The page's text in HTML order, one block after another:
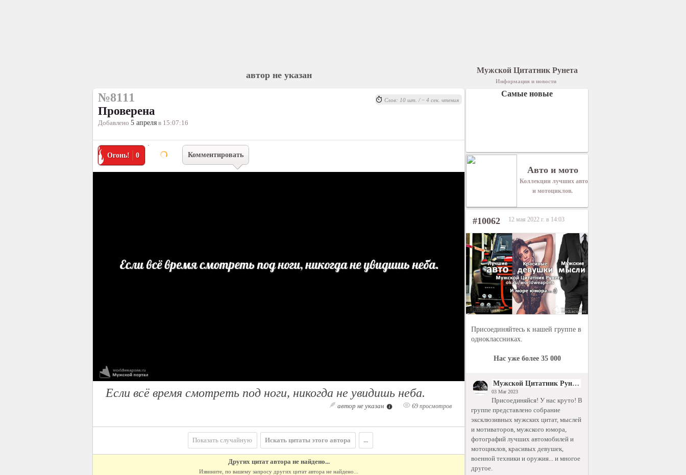
автор не указан
№8111
Проверена
Добавлено 5 апреля в 15:07:16
Огонь! 0 Комментировать
Если всё время смотреть под ноги, никогда не увидишь неба.
автор не указан 69 просмотров
Слов: 10 шт. / ~ 4 сек. чтения
Показать случайную Искать цитаты этого автора ...
Других цитат автора не найдено...
Извините, по вашему запросу других цитат автора не найдено...
Мужской Цитатник Рунета
Информация и новости
Самые новые
Авто и мото
Коллекции лучших авто
и мотоциклов.
#10062 12 мая 2022 г. в 14:03
Присоединяйтесь к нашей группе в
одноклассниках.
Нас уже более 35 000
Мужской Цитатник Рунета
03 Mar 2023
Присоединяйся! У нас круто! В
группе представлено собрание
эксклюзивных мужских цитат, мыслей
и мотиваторов, мужского юмора,
фотографий лучших автомобилей и
мотоциклов, красивых девушек,
военной техники и оружия... и многое
другое.